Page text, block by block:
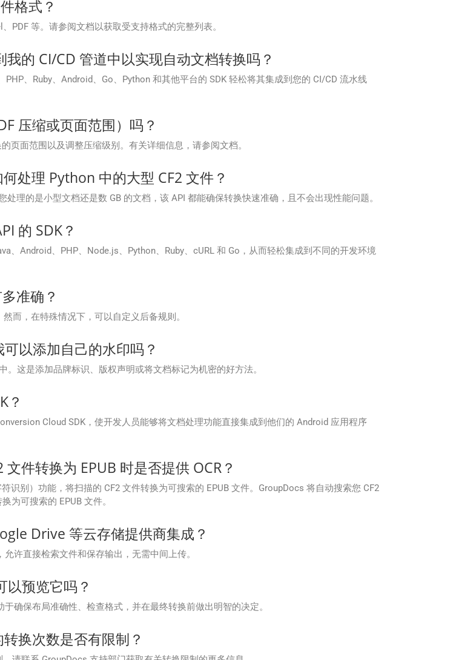
格式？
PDF 等。请参阅文档以获取受支持格式的完整列表。
的 CI/CD 管道中以实现自动文档转换吗？
、Ruby、Android、Go、Python 和其他平台的 SDK 轻松将其集成到您的 CI/CD 流水线
压缩或页面范围）吗？
页面范围以及调整压缩级别。有关详细信息，请参阅文档。
处理 Python 中的大型 CF2 文件？
理的是小型文档还是数 GB 的文档，该 API 都能确保转换快速准确，且不会出现性能问题。
的 SDK？
、Android、PHP、Node.js、Python、Ruby、cURL 和 Go，从而轻松集成到不同的开发环境
准确？
而，在特殊情况下，可以自定义后备规则。
以添加自己的水印吗？
这是添加品牌标识、版权声明或将文档标记为机密的好方法。
？
Cloud SDK，使开发人员能够将文档处理功能直接集成到他们的 Android 应用程序
件转换为 EPUB 时是否提供 OCR？
识别）功能，将扫描的 CF2 文件转换为可搜索的 EPUB 文件。GroupDocs 将自动搜索您 CF2
为可搜索的 EPUB 文件。
Drive 等云存储提供商集成？
许直接检索文件和保存输出，无需中间上传。
以预览它吗？
确保布局准确性、检查格式，并在最终转换前做出明智的决定。
换次数是否有限制？